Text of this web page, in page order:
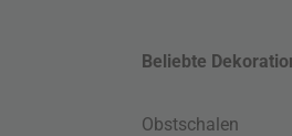
Beliebte
Obstschalen